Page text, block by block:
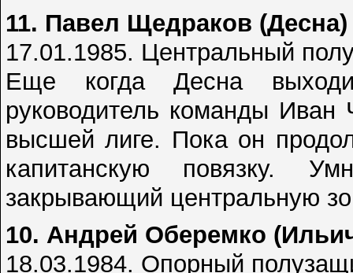
11. Павел Щедраков (Десна)
17.01.1985. Центральный
Еще когда Десна
руководитель команды Иван
высшей лиге. Пока он
капитанскую повязку.
закрывающий центральную
10. Андрей Оберемко
18.03.1984. Опорный